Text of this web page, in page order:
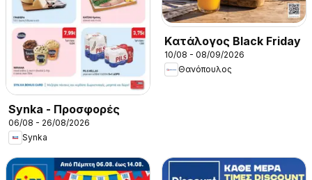
Synka - Προσφορές
06/08 - 26/08/2026
Synka
Kατάλογος Black Friday
10/08 - 08/09/2026
Θανόπουλος